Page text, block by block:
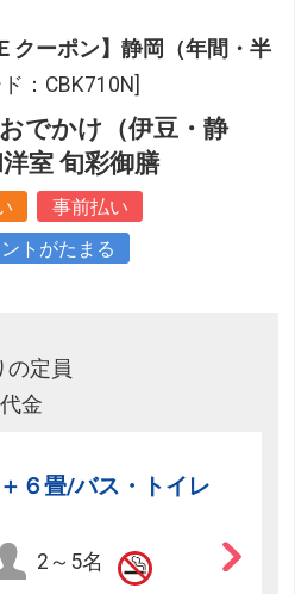
クーポン】静岡（年間・半
：CBK710N]
でかけ（伊豆・静
洋室 旬彩御膳
事前払い
トがたまる
の定員
金
６畳/バス・トイレ
2～5名